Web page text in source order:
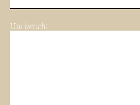
Uw bericht